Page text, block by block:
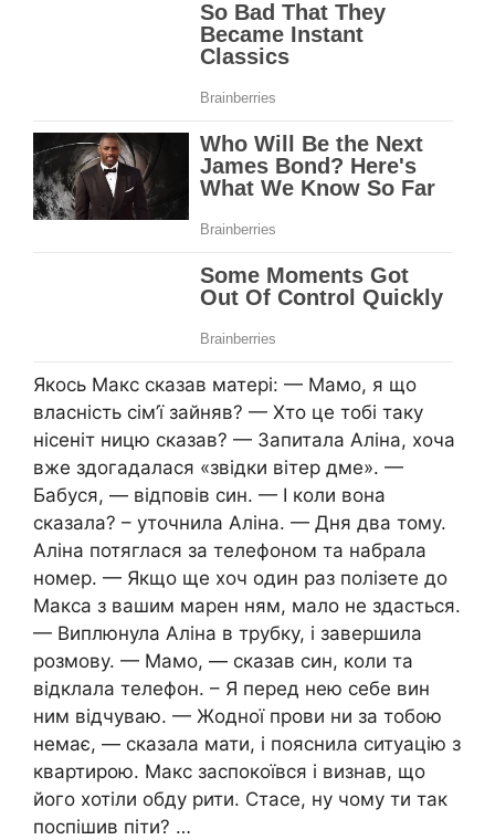
Якось Макс сказав матері: — Мамо, я що
власність сім’ї зайняв? — Хто це тобі таку
нісеніт ницю сказав? — Запитала Аліна, хоча
вже здогадалася «звідки вітер дме». —
Бабуся, — відповів син. — І коли вона
сказала? – уточнила Аліна. — Дня два тому.
Аліна потяглася за телефоном та набрала
номер. — Якщо ще хоч один раз полізете до
Макса з вашим марен ням, мало не здасться.
— Виплюнула Аліна в трубку, і завершила
розмову. — Мамо, — сказав син, коли та
відклала телефон. – Я перед нею себе вин
ним відчуваю. — Жодної прови ни за тобою
немає, — сказала мати, і пояснила ситуацію з
квартирою. Макс заспокоївся і визнав, що
його хотіли обду рити. Стасе, ну чому ти так
поспішив піти? …